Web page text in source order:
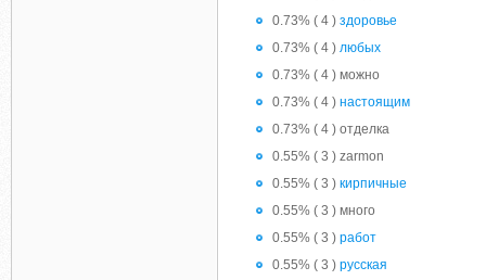
0.73% ( 4 ) здоровье
0.73% ( 4 ) любых
0.73% ( 4 ) можно
0.73% ( 4 ) настоящим
0.73% ( 4 ) отделка
0.55% ( 3 ) zarmon
0.55% ( 3 ) кирпичные
0.55% ( 3 ) много
0.55% ( 3 ) работ
0.55% ( 3 ) русская